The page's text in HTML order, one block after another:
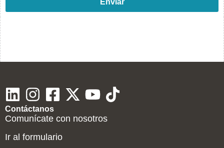
Enviar
Contáctanos
Comunícate con nosotros
Ir al formulario